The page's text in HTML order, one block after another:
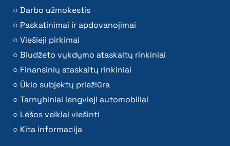
Darbo užmokestis
Paskatinimai ir apdovanojimai
Viešieji pirkimai
Biudžeto vykdymo ataskaitų rinkiniai
Finansinių ataskaitų rinkiniai
Ūkio subjektų priežiūra
Tarnybiniai lengvieji automobiliai
Lėšos veiklai viešinti
Kita informacija